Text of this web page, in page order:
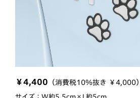
￥4,400 （消費税10％抜き ￥4,000）